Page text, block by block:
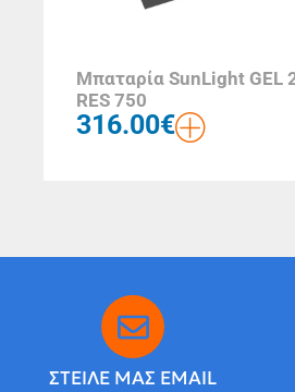
Μπαταρία SunLight GEL
RES 750
316.00€
ΣΤΕΙΛΕ ΜΑΣ EMAIL